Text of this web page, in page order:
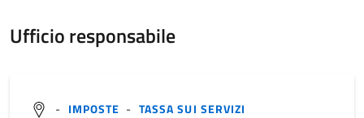
Ufficio responsabile
- IMPOSTE - TASSA SUI SERVIZI